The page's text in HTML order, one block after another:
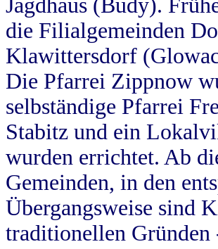
Jagdhaus (Budy).
die Filialgemeinden
Klawittersdorf
Die Pfarrei Zippnow
selbständige Pfarrei
Stabitz und ein
wurden errichtet. Ab
Gemeinden, in den
Übergangsweise sind
traditionellen